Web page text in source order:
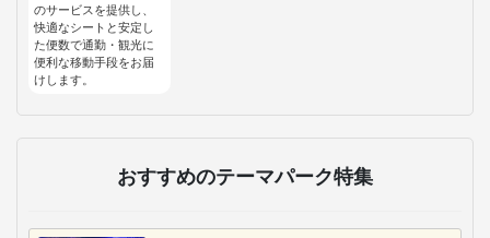
のサービスを提供し、
快適なシートと安定し
た便数で通勤・観光に
便利な移動手段をお届
けします。
おすすめのテーマパーク特集